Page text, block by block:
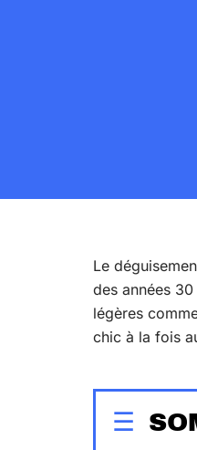
Le
des années
légères
chic à la fois